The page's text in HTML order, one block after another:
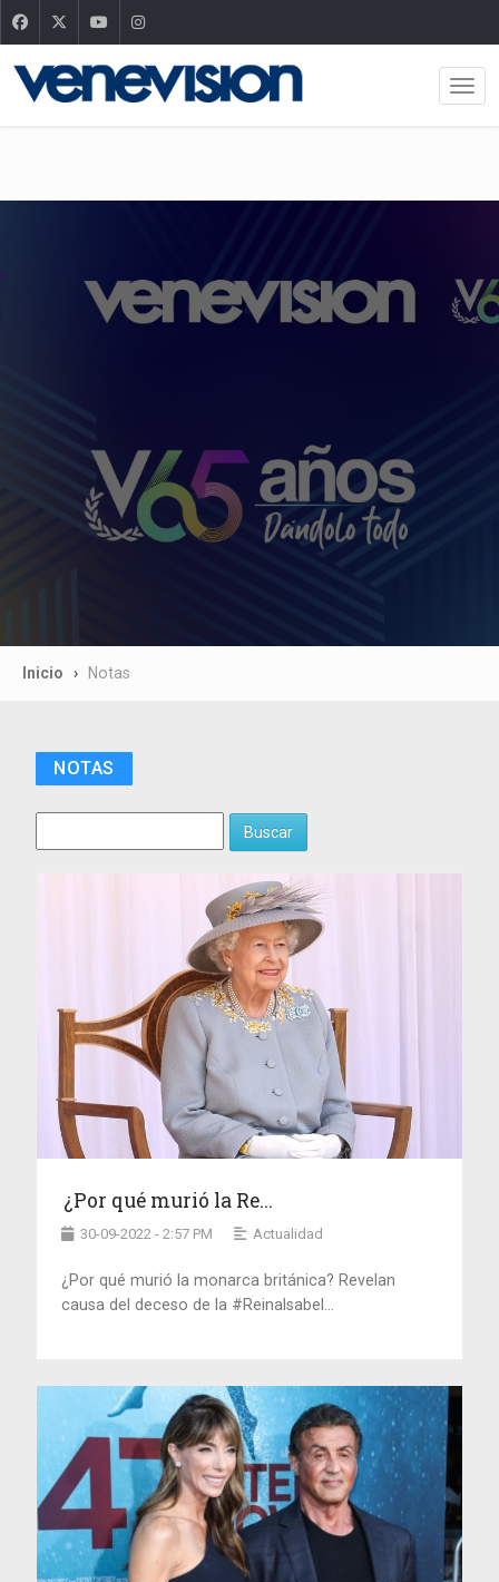
Inicio Notas
NOTAS
Buscar
¿Por qué murió la Re...
30-09-2022 - 2:57 PM Actualidad
¿Por qué murió la monarca británica? Revelan
causa del deceso de la #ReinaIsabel...